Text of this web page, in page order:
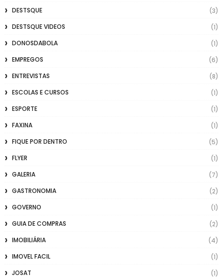
DESTSQUE
(3)
DESTSQUE VIDEOS
(1)
DONOSDABOLA
(1)
EMPREGOS
(6)
ENTREVISTAS
(8)
ESCOLAS E CURSOS
(1)
ESPORTE
(1)
FAXINA
(1)
FIQUE POR DENTRO
(5)
FLYER
(1)
GALERIA
(7)
GASTRONOMIA
(2)
GOVERNO
(1)
GUIA DE COMPRAS
(2)
IMOBILIÁRIA
(4)
IMOVEL FACIL
(1)
JOSAT
(1)